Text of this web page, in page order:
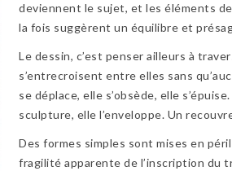
deviennent le sujet, et les éléments
la fois suggèrent un équilibre et
Le dessin, c’est penser ailleurs à
s’entrecroisent entre elles sans
se déplace, elle s’obsède, elle
sculpture, elle l’enveloppe. Un
Des formes simples sont mises en
fragilité apparente de l’inscription du